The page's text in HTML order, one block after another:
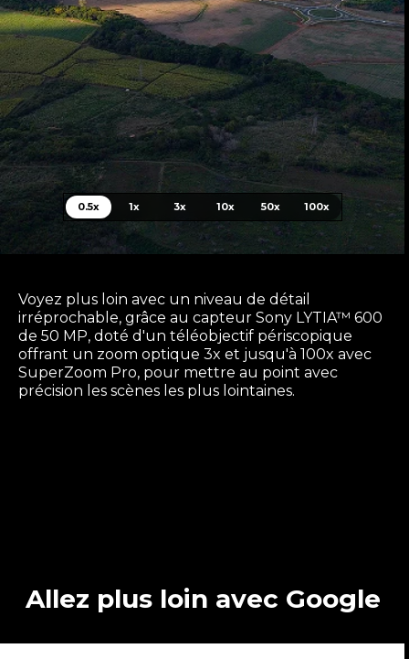
0.5x 1x 3x 10x 50x 100x
Voyez plus loin avec un niveau de détail
irréprochable, grâce au capteur Sony LYTIA™ 600
de 50 MP, doté d'un téléobjectif périscopique
offrant un zoom optique 3x et jusqu'à 100x avec
SuperZoom Pro, pour mettre au point avec
précision les scènes les plus lointaines.
Allez plus loin avec Google